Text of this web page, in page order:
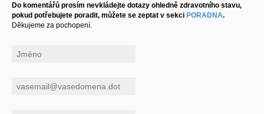
Do komentářů prosím nevkládejte dotazy ohledně zdravotního stavu,
pokud potřebujete poradit, můžete se zeptat v sekci PORADNA.
Děkujeme za pochopení.